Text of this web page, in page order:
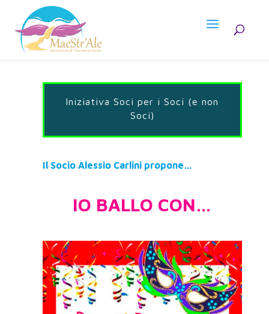
Iniziativa Soci per i Soci (e non
Soci)
Il Socio Alessio Carlini propone…
IO BALLO CON…